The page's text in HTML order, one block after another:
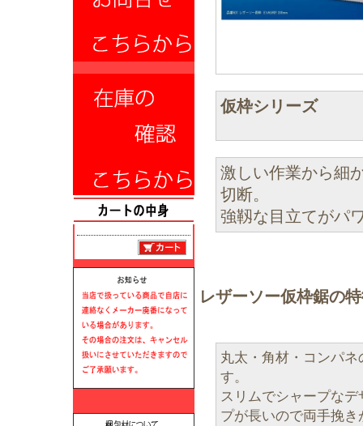
仮枠シリーズ
激しい作業から細
切断。
強靱な目立てがパ
レザーソー仮枠鋸の
丸太・角材・コンパ
す。
スリムでシャープな
プが長いので両手挽き